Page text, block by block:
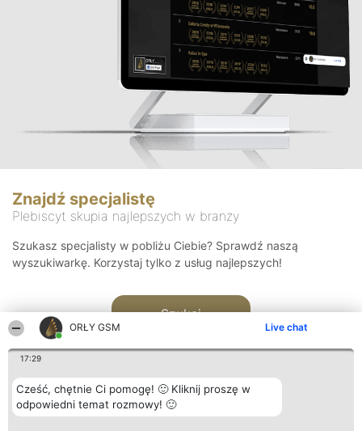
ORŁY GSM Live chat
17:29
Cześć, chętnie Ci pomogę! 🙂 Kliknij proszę w
odpowiedni temat rozmowy! 🙂
Znajdź specjalistę
Plebiscyt skupia najlepszych w branży
Szukasz specjalisty w pobliżu Ciebie? Sprawdź naszą
wyszukiwarkę. Korzystaj tylko z usług najlepszych!
Szukaj